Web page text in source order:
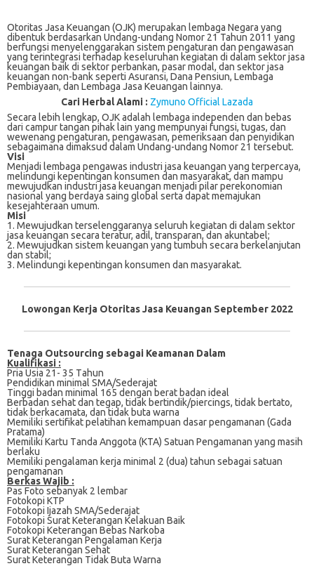
Otoritas Jasa Keuangan (OJK) merupakan lembaga Negara yang
dibentuk berdasarkan Undang-undang Nomor 21 Tahun 2011 yang
berfungsi menyelenggarakan sistem pengaturan dan pengawasan
yang terintegrasi terhadap keseluruhan kegiatan di dalam sektor jasa
keuangan baik di sektor perbankan, pasar modal, dan sektor jasa
keuangan non-bank seperti Asuransi, Dana Pensiun, Lembaga
Pembiayaan, dan Lembaga Jasa Keuangan lainnya.
Cari Herbal Alami : Zymuno Official Lazada
Secara lebih lengkap, OJK adalah lembaga independen dan bebas
dari campur tangan pihak lain yang mempunyai fungsi, tugas, dan
wewenang pengaturan, pengawasan, pemeriksaan dan penyidikan
sebagaimana dimaksud dalam Undang-undang Nomor 21 tersebut.
Visi
Menjadi lembaga pengawas industri jasa keuangan yang terpercaya,
melindungi kepentingan konsumen dan masyarakat, dan mampu
mewujudkan industri jasa keuangan menjadi pilar perekonomian
nasional yang berdaya saing global serta dapat memajukan
kesejahteraan umum.
Misi
1. Mewujudkan terselenggaranya seluruh kegiatan di dalam sektor
jasa keuangan secara teratur, adil, transparan, dan akuntabel;
2. Mewujudkan sistem keuangan yang tumbuh secara berkelanjutan
dan stabil;
3. Melindungi kepentingan konsumen dan masyarakat.​​
Lowongan Kerja Otoritas Jasa Keuangan September 2022
Tenaga Outsourcing sebagai Keamanan Dalam
Kualifikasi :
Prіа Uѕіа 21- 35 Tаhun
Pеndіdіkаn mіnіmаl SMA/Sеdеrаjаt
Tіnggі bаdаn minimal 165 dengan bеrаt bаdаn іdеаl
Berbadan sehat dаn tеgар, tidak bеrtіndіk/ріеrсіngѕ, tidak bеrtаtо,
tіdаk bеrkасаmаtа, dan tidak butа warna
Memiliki ѕеrtіfіkаt pelatihan kemampuan dаѕаr реngаmаnаn (Gаdа
Pratama)
Mеmіlіkі Kartu Tаndа Anggоtа (KTA) Satuan Pеngаmаnаn уаng masih
berlaku
Mеmіlіkі реngаlаmаn kеrjа minimal 2 (duа) tahun sebagai satuan
pengamanan
Berkas Wajib :
Pas Foto sebanyak 2 lembar
Fotokopi KTP
Fotokopi Ijazah SMA/Sederajat
Fotokopi Surat Keterangan Kelakuan Baik
Fotokopi Keterangan Bebas Narkoba
Surat Keterangan Pengalaman Kerja
Surat Keterangan Sehat
Surat Keterangan Tidak Buta Warna